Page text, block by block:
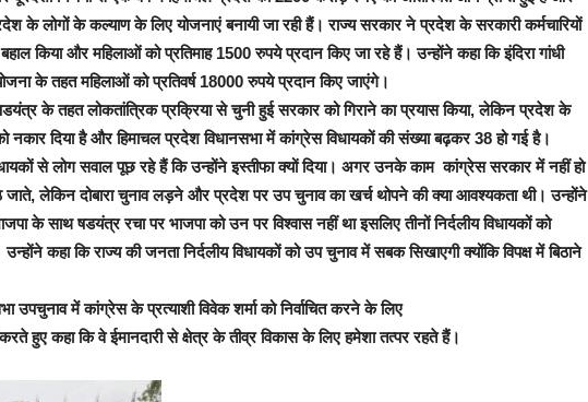
के लोगों के कल्याण के लिए योजनाएं बनायी जा रही हैं। राज्य सरकार ने प्रदेश के सरकारी कर्मचारियों
किया और महिलाओं को प्रतिमाह 1500 रुपये प्रदान किए जा रहे हैं। उन्होंने कहा कि इंदिरा गांधी
के तहत महिलाओं को प्रतिवर्ष 18000 रुपये प्रदान किए जाएंगे।
के तहत लोकतांत्रिक प्रक्रिया से चुनी हुई सरकार को गिराने का प्रयास किया, लेकिन प्रदेश के
नकार दिया है और हिमाचल प्रदेश विधानसभा में कांग्रेस विधायकों की संख्या बढ़कर 38 हो गई है।
से लोग सवाल पूछ रहे हैं कि उन्होंने इस्तीफा क्यों दिया। अगर उनके काम कांग्रेस सरकार में नहीं हो
लेकिन दोबारा चुनाव लड़ने और प्रदेश पर उप चुनाव का खर्च थोपने की क्या आवश्यकता थी। उन्होंने
के साथ षडयंत्र रचा पर भाजपा को उन पर विश्वास नहीं था इसलिए तीनों निर्दलीय विधायकों को
कहा कि राज्य की जनता निर्दलीय विधायकों को उप चुनाव में सबक सिखाएगी क्योंकि विपक्ष में बिठाने
उपचुनाव में कांग्रेस के प्रत्याशी विवेक शर्मा को निर्वाचित करने के लिए
हुए कहा कि वे ईमानदारी से क्षेत्र के तीव्र विकास के लिए हमेशा तत्पर रहते हैं।